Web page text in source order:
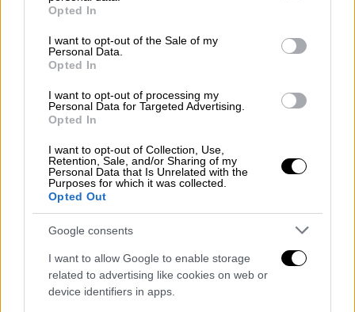
use your data for below specified purposes in below Google
consent section.
Opted In
I want to opt-out of the Sale of my
Personal Data.
Opted In
I want to opt-out of processing my
Personal Data for Targeted Advertising.
Opted In
I want to opt-out of Collection, Use,
Retention, Sale, and/or Sharing of my
Personal Data that Is Unrelated with the
Purposes for which it was collected.
Opted Out
Google consents
I want to allow Google to enable storage
related to advertising like cookies on web or
device identifiers in apps.
Από τις απεργίες των ταξί στις
προσφυγές των ΕΙΧ: Το νομοσχέδιο
ανοίγει νέο μέτωπο και μετά την ψήφισή
του
Σε ανοιχτή σύγκρουση με το υπουργείο
περνά ο κλάδος των ΕΙΧ με οδηγό, καθώς
οργανώνουν μαζική νομική αντεπίθεση